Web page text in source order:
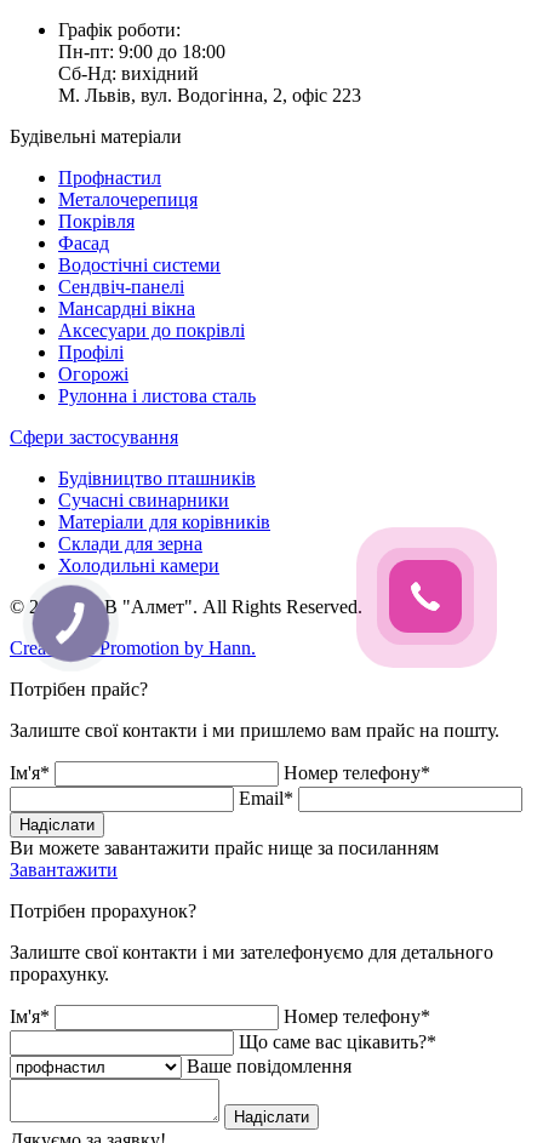
Графік роботи:
Пн-пт: 9:00 до 18:00
Сб-Нд: вихідний
М. Львів, вул. Водогінна, 2, офіс 223
Будівельні матеріали
Профнастил
Металочерепиця
Покрівля
Фасад
Водостічні системи
Сендвіч-панелі
Мансардні вікна
Аксесуари до покрівлі
Профілі
Огорожі
Рулонна і листова сталь
Сфери застосування
Будівництво пташників
Сучасні свинарники
Матеріали для корівників
Склади для зерна
Холодильні камери
© 2026, ТОВ "Алмет". All Rights Reserved.
Creation & Promotion by Hann.
Потрібен прайс?
Залиште свої контакти і ми пришлемо вам прайс на пошту.
Ім'я*
Номер телефону*
Email*
Надіслати
Ви можете завантажити прайс нище за посиланням
Завантажити
Потрібен прорахунок?
Залиште свої контакти і ми зателефонуємо для детального
прорахунку.
Ім'я*
Номер телефону*
Що саме вас цікавить?*
Ваше повідомлення
Надіслати